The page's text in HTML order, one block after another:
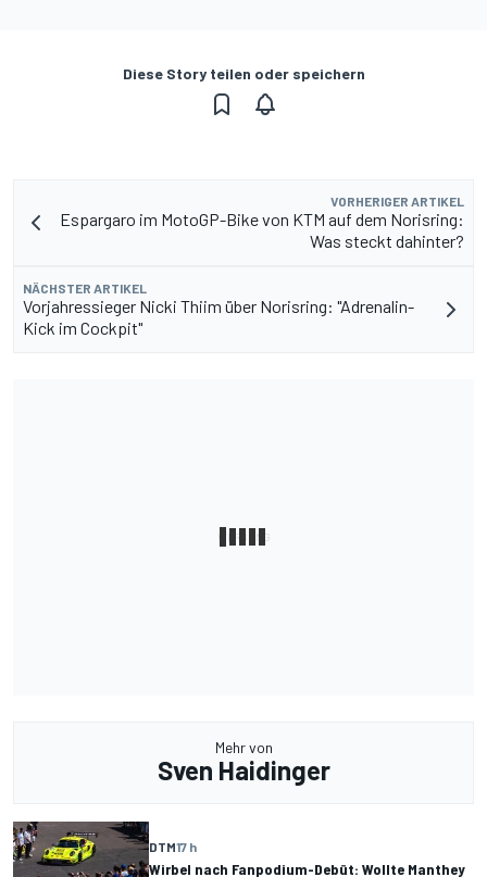
Diese Story teilen oder speichern
VORHERIGER ARTIKEL
Espargaro im MotoGP-Bike von KTM auf dem Norisring:
Was steckt dahinter?
NÄCHSTER ARTIKEL
Vorjahressieger Nicki Thiim über Norisring: "Adrenalin-
Kick im Cockpit"
Mehr von
Sven Haidinger
DTM17 h
Wirbel nach Fanpodium-Debüt: Wollte Manthey